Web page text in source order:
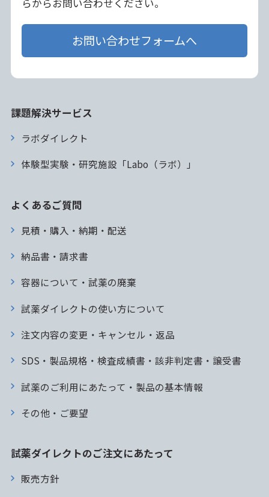
らからお問い合わせください。
お問い合わせフォームへ
課題解決サービス
ラボダイレクト
体験型実験・研究施設「Labo（ラボ）」
よくあるご質問
見積・購入・納期・配送
納品書・請求書
容器について・試薬の廃棄
試薬ダイレクトの使い方について
注文内容の変更・キャンセル・返品
SDS・製品規格・検査成績書・該非判定書・譲受書
試薬のご利用にあたって・製品の基本情報
その他・ご要望
試薬ダイレクトのご注文にあたって
販売方針